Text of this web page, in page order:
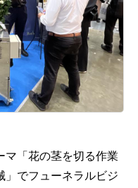
マ「花の茎を切る作業
」でフューネラルビジ